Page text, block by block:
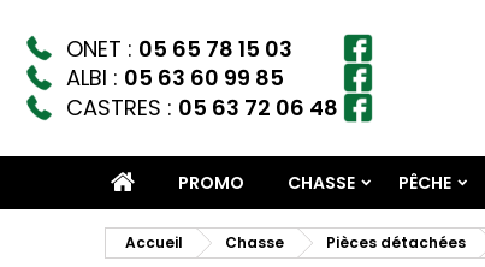
ONET : 05 65 78 15 03
ALBI : 05 63 60 99 85
CASTRES : 05 63 72 06 48
PROMO CHASSE PÊCHE
Accueil Chasse Pièces détachées